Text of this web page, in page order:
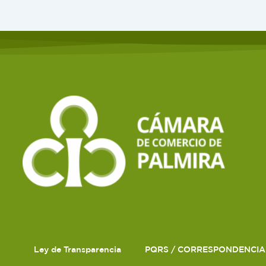
Ley de Transparencia PQRS / CORRESPONDENCIA